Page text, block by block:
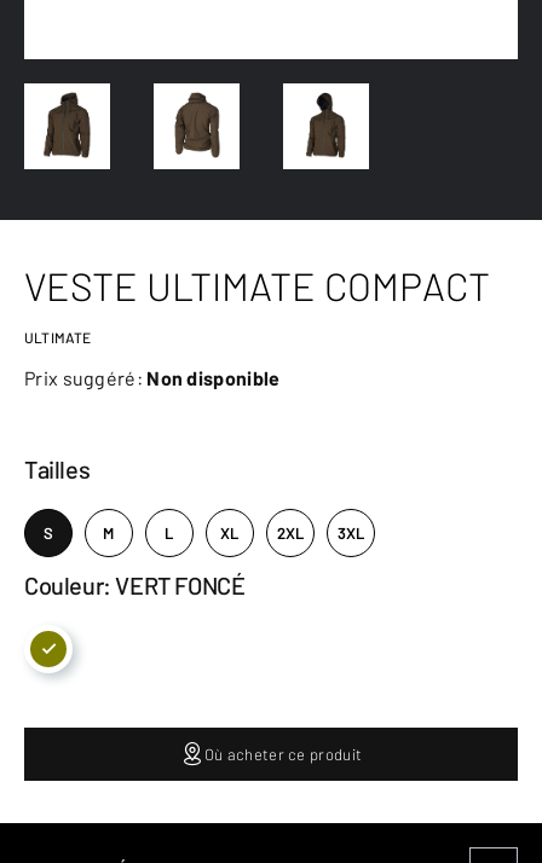
VESTE ULTIMATE COMPACT
ULTIMATE
Prix suggéré: Non disponible
Tailles
S M L XL 2XL 3XL
Couleur: VERT FONCÉ
Où acheter ce produit